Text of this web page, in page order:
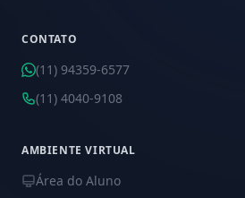
CONTATO
(11) 94359-6577
(11) 4040-9108
AMBIENTE VIRTUAL
Área do Aluno